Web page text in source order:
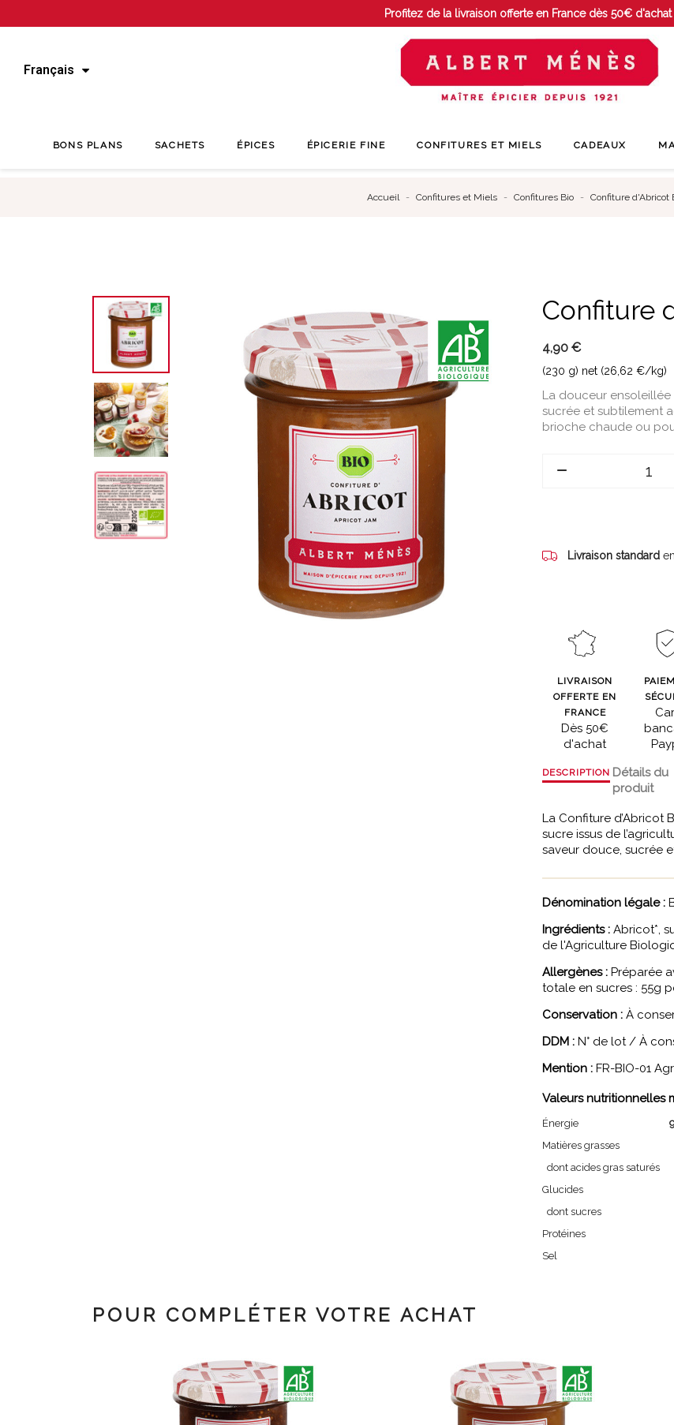
Profitez de la livraison offerte en France dès 50€ d'achat
Français
BONS PLANS SACHETS ÉPICES ÉPICERIE FINE CONFITURES ET MIELS CADEAUX
Accueil Confitures et Miels Confitures Bio Confiture d'Abricot
Confiture
4,90 €
(230 g) net (26,62 €/kg)
La douceur ensoleillée
sucrée et subtilement
brioche chaude ou
Livraison standard
LIVRAISON
OFFERTE EN
FRANCE
Dès 50€
d'achat
DESCRIPTION Détails du
produit
La Confiture d’Abricot
sucre issus de
saveur douce, sucrée
Dénomination légale :
Ingrédients : Abricot*,
de l'Agriculture
Allergènes : Préparée
totale en sucres : 55g
Conservation : À
DDM : N° de lot / À
Mention : FR-BIO-01
Valeurs nutritionnelles
Énergie
Matières grasses
dont acides gras saturés
Glucides
dont sucres
Protéines
Sel
POUR COMPLÉTER VOTRE ACHAT